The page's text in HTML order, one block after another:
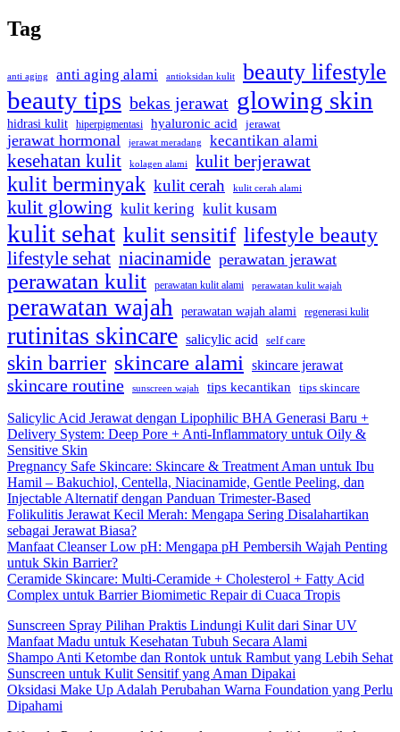
Tag
anti aging anti aging alami antioksidan kulit beauty lifestyle
beauty tips bekas jerawat glowing skin
hidrasi kulit hiperpigmentasi hyaluronic acid jerawat
jerawat hormonal jerawat meradang kecantikan alami
kesehatan kulit kolagen alami kulit berjerawat
kulit berminyak kulit cerah kulit cerah alami
kulit glowing kulit kering kulit kusam
kulit sehat kulit sensitif lifestyle beauty
lifestyle sehat niacinamide perawatan jerawat
perawatan kulit perawatan kulit alami perawatan kulit wajah
perawatan wajah perawatan wajah alami regenerasi kulit
rutinitas skincare salicylic acid self care
skin barrier skincare alami skincare jerawat
skincare routine sunscreen wajah tips kecantikan tips skincare
Salicylic Acid Jerawat dengan Lipophilic BHA Generasi Baru +
Delivery System: Deep Pore + Anti-Inflammatory untuk Oily &
Sensitive Skin
Pregnancy Safe Skincare: Skincare & Treatment Aman untuk Ibu
Hamil – Bakuchiol, Centella, Niacinamide, Gentle Peeling, dan
Injectable Alternatif dengan Panduan Trimester-Based
Folikulitis Jerawat Kecil Merah: Mengapa Sering Disalahartikan
sebagai Jerawat Biasa?
Manfaat Cleanser Low pH: Mengapa pH Pembersih Wajah Penting
untuk Skin Barrier?
Ceramide Skincare: Multi-Ceramide + Cholesterol + Fatty Acid
Complex untuk Barrier Biomimetic Repair di Cuaca Tropis
Sunscreen Spray Pilihan Praktis Lindungi Kulit dari Sinar UV
Manfaat Madu untuk Kesehatan Tubuh Secara Alami
Shampo Anti Ketombe dan Rontok untuk Rambut yang Lebih Sehat
Sunscreen untuk Kulit Sensitif yang Aman Dipakai
Oksidasi Make Up Adalah Perubahan Warna Foundation yang Perlu
Dipahami